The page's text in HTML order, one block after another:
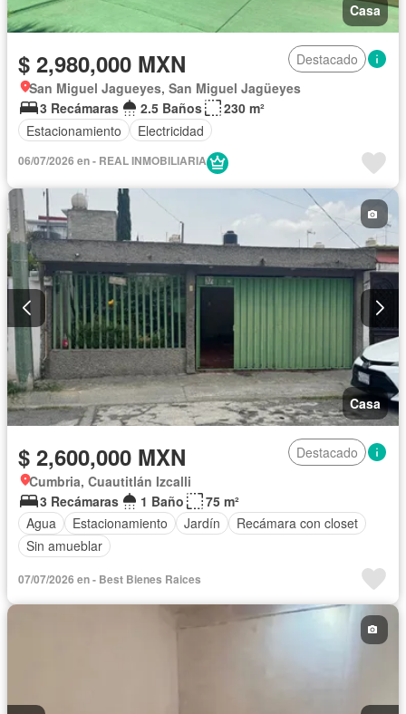
Casa
$ 2,980,000 MXN
Destacado
San Miguel Jagueyes, San Miguel Jagüeyes
3 Recámaras
2.5 Baños
230 m²
Estacionamiento
Electricidad
06/07/2026 en - REAL INMOBILIARIA
Casa
$ 2,600,000 MXN
Destacado
Cumbria, Cuautitlán Izcalli
3 Recámaras
1 Baño
75 m²
Agua
Estacionamiento Jardín
Recámara con closet
Sin amueblar
07/07/2026 en - Best Bienes Raices